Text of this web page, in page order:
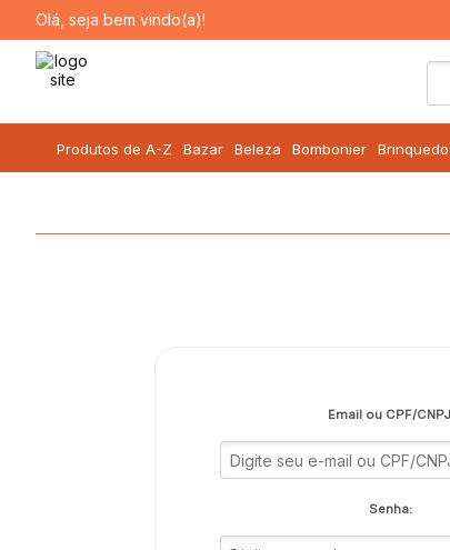
Olá, seja bem vindo(a)!
Produtos de A-Z Bazar Beleza Bombonier
Email ou CPF/
Senha: